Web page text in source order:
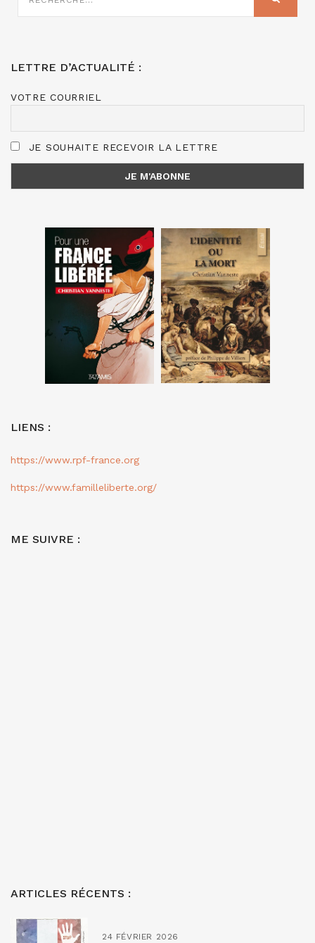
LETTRE D’ACTUALITÉ :
VOTRE COURRIEL
JE SOUHAITE RECEVOIR LA LETTRE
LIENS :
https://www.rpf-france.org
https://www.familleliberte.org/
ME SUIVRE :
ARTICLES RÉCENTS :
24 FÉVRIER 2026